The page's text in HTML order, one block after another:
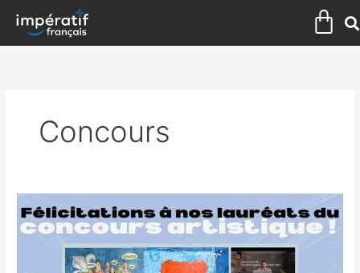
contenu
Concours
à
nos